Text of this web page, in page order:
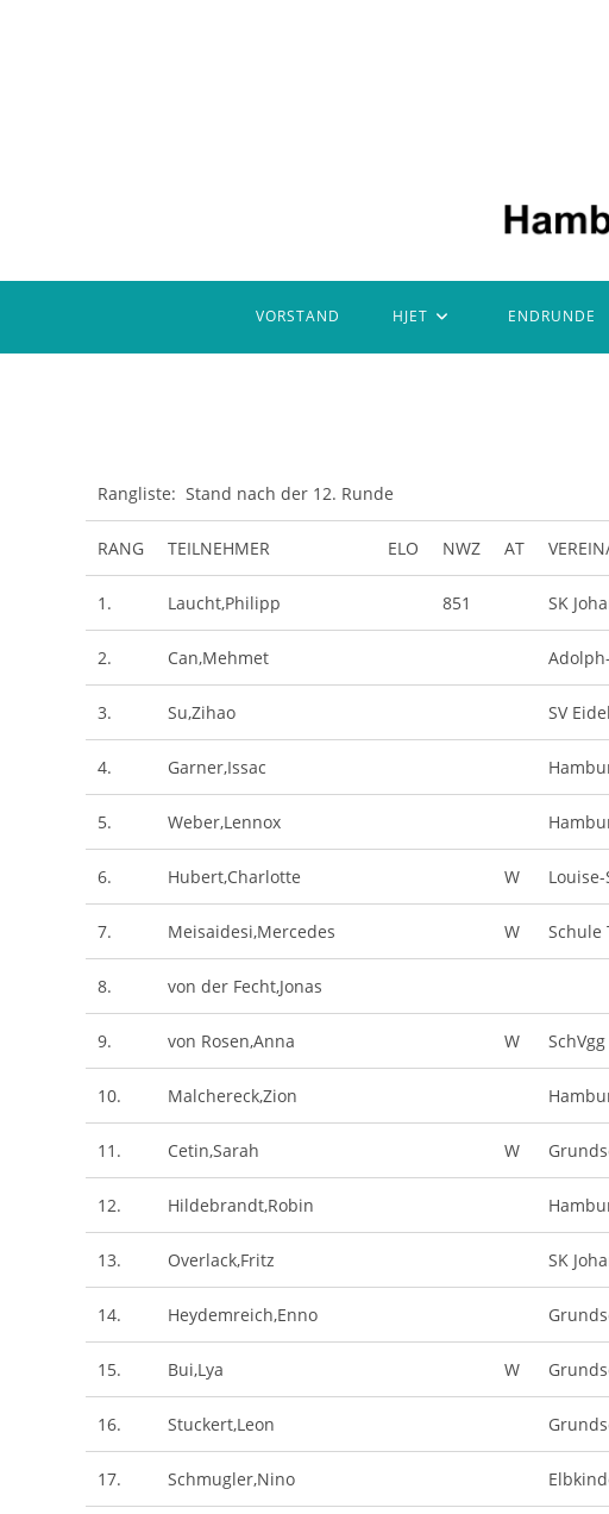
VORSTAND HJET ENDRUNDE
Rangliste: Stand nach der 12. Runde
RANG TEILNEHMER ELO NWZ AT
1. Laucht,Philipp 851 SK
2. Can,Mehmet
3. Su,Zihao SV
4. Garner,Issac
5. Weber,Lennox
6. Hubert,Charlotte W
7. Meisaidesi,Mercedes W Schule
8. von der Fecht,Jonas
9. von Rosen,Anna W
10. Malchereck,Zion
11. Cetin,Sarah W
12. Hildebrandt,Robin
13. Overlack,Fritz SK
14. Heydemreich,Enno
15. Bui,Lya W
16. Stuckert,Leon
17. Schmugler,Nino